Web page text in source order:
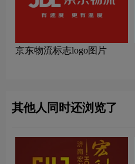
京东物流标志logo图片
其他人同时还浏览了